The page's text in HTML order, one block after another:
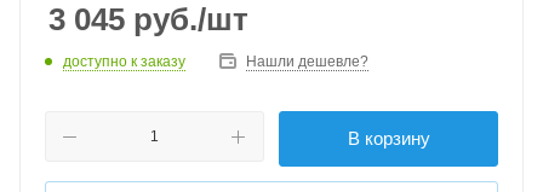
3 045 руб./шт
доступно к заказу Нашли дешевле?
В корзину